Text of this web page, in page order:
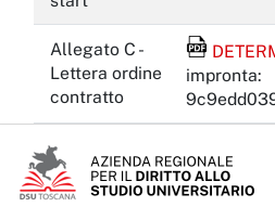
Allegato C -
Lettera ordine
contratto
File
impronta: